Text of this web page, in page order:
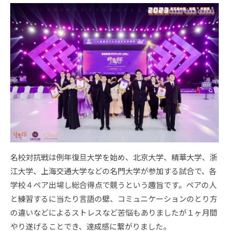
名校対抗戦は例年復旦大学を始め、北京大学、精華大学、浙
江大学、上海交通大学などの名門大学が参加する試合で、各
学校４ペア出場し総合得点で競うという趣旨です。ペアの人
と練習するに当たり言語の壁、コミュニケーションのとり方
の違いなどによるストレスなど苦悩もありましたが１ヶ月間
やり遂げることでき、達成感に繋がりました。